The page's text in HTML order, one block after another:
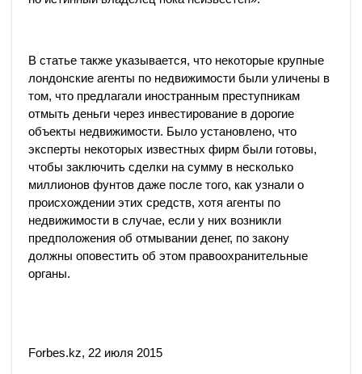
В статье также указывается, что некоторые крупные
лондонские агенты по недвижимости были уличены в
том, что предлагали иностранным преступникам
отмыть деньги через инвестирование в дорогие
объекты недвижимости. Было установлено, что
эксперты некоторых известных фирм были готовы,
чтобы заключить сделки на сумму в несколько
миллионов фунтов даже после того, как узнали о
происхождении этих средств, хотя агенты по
недвижимости в случае, если у них возникли
предположения об отмывании денег, по закону
должны оповестить об этом правоохранительные
органы.
Forbes.kz, 22 июля 2015